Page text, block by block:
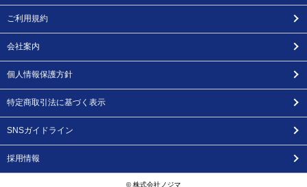
ご利用規約
会社案内
個人情報保護方針
特定商取引法に基づく表示
SNSガイドライン
採用情報
© 株式会社ノジマ